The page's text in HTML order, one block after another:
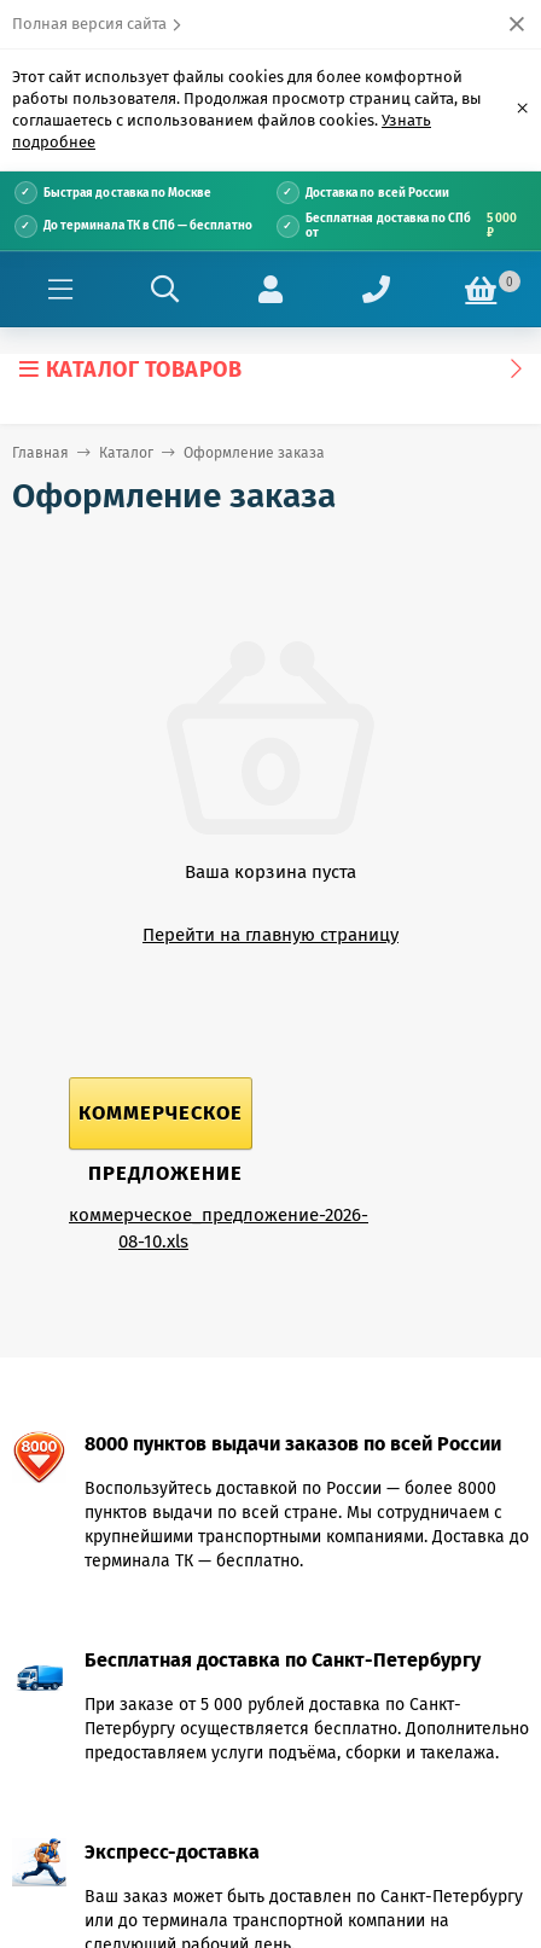
Полная версия сайта
Этот сайт использует файлы cookies для более комфортной
работы пользователя. Продолжая просмотр страниц сайта, вы
соглашаетесь с использованием файлов cookies. Узнать
подробнее
×
Быстрая доставка по Москве Доставка по всей России
До терминала ТК в СПб — бесплатно
Бесплатная доставка по СПб
от
5 000
₽
0
КАТАЛОГ ТОВАРОВ
Главная Каталог Оформление заказа
Оформление заказа
Ваша корзина пуста
Перейти на главную страницу
КОММЕРЧЕСКОЕ
ПРЕДЛОЖЕНИЕ
коммерческое_предложение-2026-
08-10.xls
8000 пунктов выдачи заказов по всей России
Воспользуйтесь доставкой по России — более 8000
пунктов выдачи по всей стране. Мы сотрудничаем с
крупнейшими транспортными компаниями. Доставка до
терминала ТК — бесплатно.
Бесплатная доставка по Санкт-Петербургу
При заказе от 5 000 рублей доставка по Санкт-
Петербургу осуществляется бесплатно. Дополнительно
предоставляем услуги подъёма, сборки и такелажа.
Экспресс-доставка
Ваш заказ может быть доставлен по Санкт-Петербургу
или до терминала транспортной компании на